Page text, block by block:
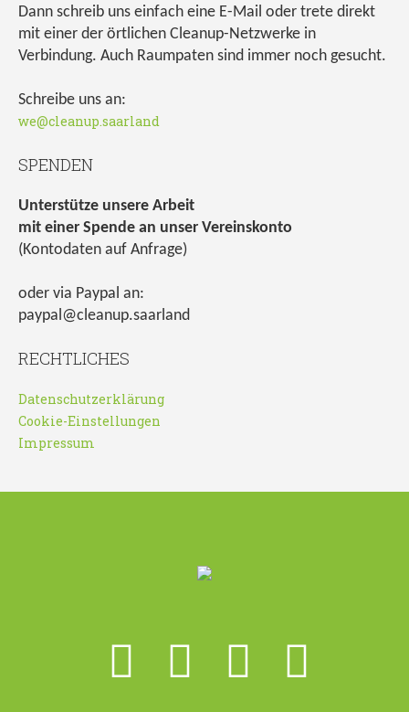
Dann schreib uns einfach eine E-Mail oder trete direkt
mit einer der örtlichen Cleanup-Netzwerke in
Verbindung. Auch Raumpaten sind immer noch gesucht.
Schreibe uns an:
we@cleanup.saarland
SPENDEN
Unterstütze unsere Arbeit
mit einer Spende an unser Vereinskonto
(Kontodaten auf Anfrage)
oder via Paypal an:
paypal@cleanup.saarland
RECHTLICHES
Datenschutzerklärung
Cookie-Einstellungen
Impressum